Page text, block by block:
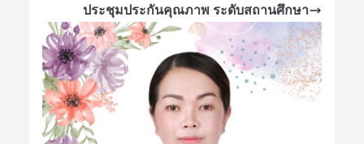
ประชุมประกันคุณภาพ ระดับสถานศึกษา